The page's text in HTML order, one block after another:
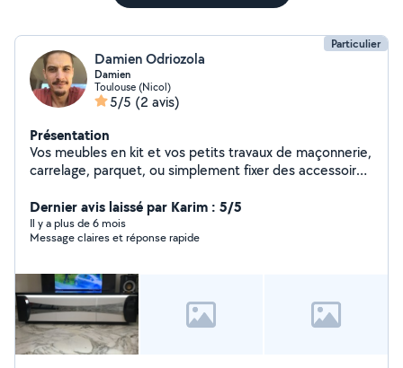
Particulier
Damien Odriozola
Damien
Toulouse (Nicol)
5/5 (2 avis)
Présentation
Vos meubles en kit et vos petits travaux de maçonnerie,
carrelage, parquet, ou simplement fixer des accessoires
l'intérieur de votre voiture, et même détecter et/ou
réparer vos scooters et motos 2T. N'hésitez pas à me
contacter, je suis là pour vous aidez !! Je me déplace sur
souhaitant bonne journée
Dernier avis laissé par Karim : 5/5
Il y a plus de 6 mois
Message claires et réponse rapide